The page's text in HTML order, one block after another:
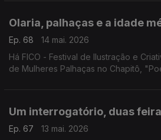
Olaria, palhaças e a idade
Ep. 68
14 mai. 2026
Há FICO - Festival de Ilustração e
de Mulheres Palhaças no Chapitô,
Um interrogatório, duas
Ep. 67
13 mai. 2026